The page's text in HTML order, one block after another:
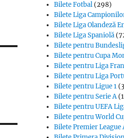
Bilete Fotbal (298)
Bilete Liga
Bilete Liga Olandeză
Bilete Liga Spaniolă
Bilete pentru
Bilete pentru Cupa
Bilete pentru Liga
Bilete pentru Liga
Bilete pentru Ligue 1
Bilete pentru Serie A
Bilete pentru UEFA
Bilete pentru World
Bilete Premier League